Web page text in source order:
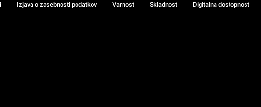
Izjava o zasebnosti podatkov Varnost Skladnost
Digitalna dostopnost